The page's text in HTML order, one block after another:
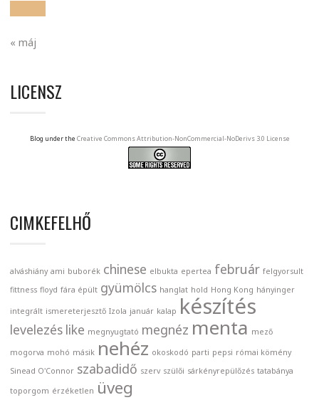
« máj
LICENSZ
Blog under the Creative Commons Attribution-NonCommercial-NoDerivs 3.0 License
CIMKEFELHŐ
alváshiány ami buborék chinese elbukta epertea február felgyorsult
fittness floyd fára épült gyümölcs hanglat hold Hong Kong hányinger
integrált ismereterjesztő Izola január kalap készítés
levelezés like megnyugtató megnéz menta mező
mogorva mohó másik nehéz okoskodó parti pepsi római kömény
Sinead O'Connor szabadidő szerv szülői sárkényrepülőzés tatabánya
toporgom érzéketlen üveg